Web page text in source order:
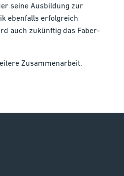
seine Ausbildung zur
ebenfalls erfolgreich
auch zukünftig das Faber-
Zusammenarbeit.